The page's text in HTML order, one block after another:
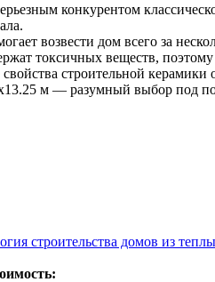
конкурентом
возвести дом всего за
токсичных веществ,
строительной
м — разумный выбор под
строительства домов из